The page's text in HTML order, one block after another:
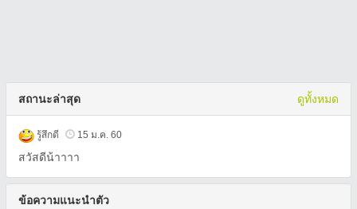
สถานะล่าสุด ดูทั้งหมด
รู้สึกดี 15 ม.ค. 60
สวัสดีน้าาาา
ข้อความแนะนำตัว